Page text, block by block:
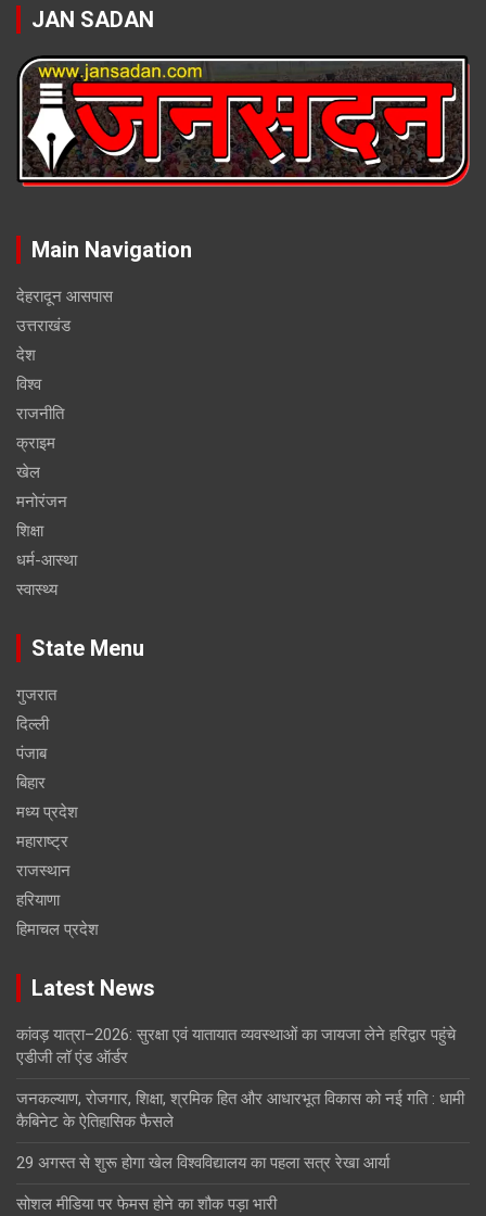
JAN SADAN
Main Navigation
देहरादून आसपास
उत्तराखंड
देश
विश्व
राजनीति
क्राइम
खेल
मनोरंजन
शिक्षा
धर्म-आस्था
स्वास्थ्य
State Menu
गुजरात
दिल्ली
पंजाब
बिहार
मध्य प्रदेश
महाराष्ट्र
राजस्थान
हरियाणा
हिमाचल प्रदेश
Latest News
कांवड़ यात्रा–2026: सुरक्षा एवं यातायात व्यवस्थाओं का जायजा लेने हरिद्वार पहुंचे
एडीजी लॉ एंड ऑर्डर
जनकल्याण, रोजगार, शिक्षा, श्रमिक हित और आधारभूत विकास को नई गति : धामी
कैबिनेट के ऐतिहासिक फैसले
29 अगस्त से शुरू होगा खेल विश्वविद्यालय का पहला सत्र रेखा आर्या
सोशल मीडिया पर फेमस होने का शौक पड़ा भारी